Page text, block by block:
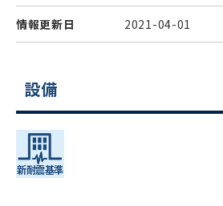
情報更新日 2021-04-01
設備